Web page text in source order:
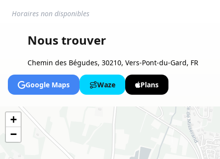
Horaires non disponibles
Nous trouver
Chemin des Bégudes, 30210, Vers-Pont-du-Gard, FR
Google Maps Waze Plans
+
−